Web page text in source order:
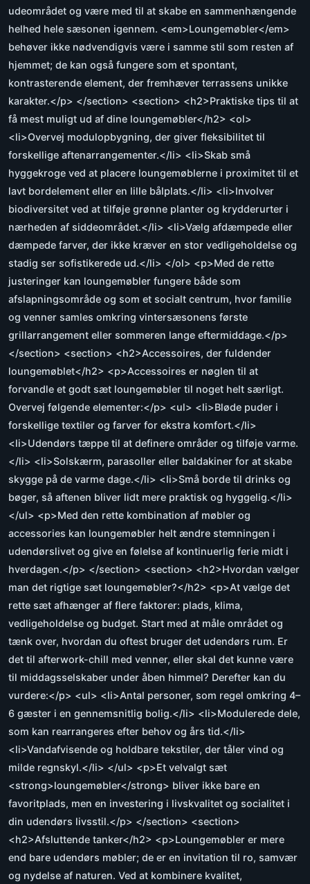
udeområdet og være med til at skabe en sammenhængende
helhed hele sæsonen igennem. <em>Loungemøbler</em>
behøver ikke nødvendigvis være i samme stil som resten af
hjemmet; de kan også fungere som et spontant,
kontrasterende element, der fremhæver terrassens unikke
karakter.</p> </section> <section> <h2>Praktiske tips til at
få mest muligt ud af dine loungemøbler</h2> <ol>
<li>Overvej modulopbygning, der giver fleksibilitet til
forskellige aftenarrangementer.</li> <li>Skab små
hyggekroge ved at placere loungemøblerne i proximitet til et
lavt bordelement eller en lille bålplats.</li> <li>Involver
biodiversitet ved at tilføje grønne planter og krydderurter i
nærheden af siddeområdet.</li> <li>Vælg afdæmpede eller
dæmpede farver, der ikke kræver en stor vedligeholdelse og
stadig ser sofistikerede ud.</li> </ol> <p>Med de rette
justeringer kan loungemøbler fungere både som
afslapningsområde og som et socialt centrum, hvor familie
og venner samles omkring vintersæsonens første
grillarrangement eller sommeren lange eftermiddage.</p>
</section> <section> <h2>Accessoires, der fuldender
loungemøblet</h2> <p>Accessoires er nøglen til at
forvandle et godt sæt loungemøbler til noget helt særligt.
Overvej følgende elementer:</p> <ul> <li>Bløde puder i
forskellige textiler og farver for ekstra komfort.</li>
<li>Udendørs tæppe til at definere områder og tilføje varme.
</li> <li>Solskærm, parasoller eller baldakiner for at skabe
skygge på de varme dage.</li> <li>Små borde til drinks og
bøger, så aftenen bliver lidt mere praktisk og hyggelig.</li>
</ul> <p>Med den rette kombination af møbler og
accessories kan loungemøbler helt ændre stemningen i
udendørslivet og give en følelse af kontinuerlig ferie midt i
hverdagen.</p> </section> <section> <h2>Hvordan vælger
man det rigtige sæt loungemøbler?</h2> <p>At vælge det
rette sæt afhænger af flere faktorer: plads, klima,
vedligeholdelse og budget. Start med at måle området og
tænk over, hvordan du oftest bruger det udendørs rum. Er
det til afterwork-chill med venner, eller skal det kunne være
til middagsselskaber under åben himmel? Derefter kan du
vurdere:</p> <ul> <li>Antal personer, som regel omkring 4–
6 gæster i en gennemsnitlig bolig.</li> <li>Modulerede dele,
som kan rearrangeres efter behov og års tid.</li>
<li>Vandafvisende og holdbare tekstiler, der tåler vind og
milde regnskyl.</li> </ul> <p>Et velvalgt sæt
<strong>loungemøbler</strong> bliver ikke bare en
favoritplads, men en investering i livskvalitet og socialitet i
din udendørs livsstil.</p> </section> <section>
<h2>Afsluttende tanker</h2> <p>Loungemøbler er mere
end bare udendørs møbler; de er en invitation til ro, samvær
og nydelse af naturen. Ved at kombinere kvalitet,